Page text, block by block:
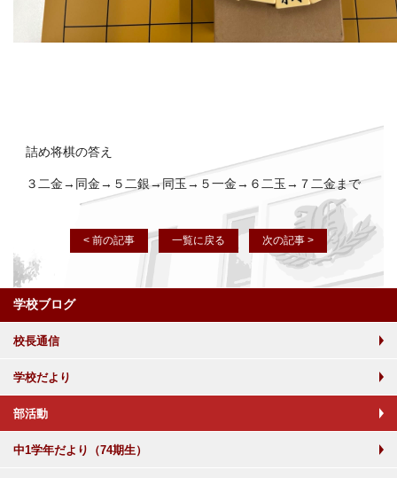
詰め将棋の答え
３二金→同金→５二銀→同玉→５一金→６二玉→７二金まで
< 前の記事 一覧に戻る 次の記事 >
学校ブログ
校長通信
学校だより
部活動
中1学年だより（74期生）